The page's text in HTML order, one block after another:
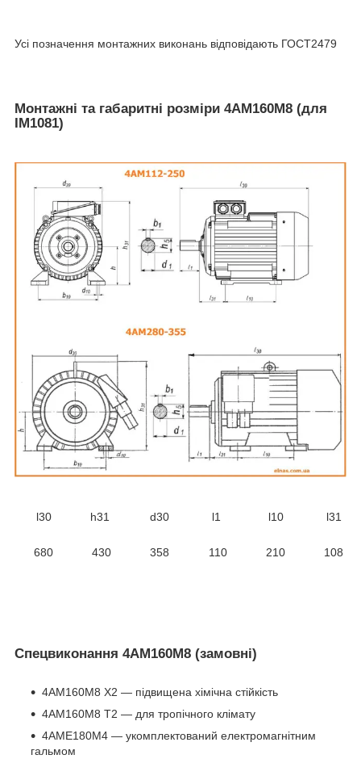
Усі позначення монтажних виконань відповідають ГОСТ2479
Монтажні та габаритні розміри 4АМ160М8 (для
IM1081)
l30 h31 d30 l1 l10 l31
680 430 358 110 210 108
Спецвиконання 4АМ160М8 (замовні)
4АМ160М8 Х2 ― підвищена хімічна стійкість
4АМ160М8 Т2 ― для тропічного клімату
4АМЕ180М4 ― укомплектований електромагнітним
гальмом